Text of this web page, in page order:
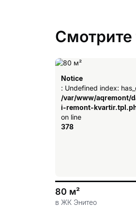
Смотрите
Notice
: Undefined index:
/var/www/aqremont/
i-remont-
on line
378
80 м²
в ЖК Энитео